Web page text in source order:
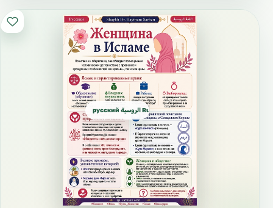
16/00 اطفال روسي 🇷🇺 Канал “Играй и
обучайся” Для детей на русском языке Шейх
Хейсам Сархан ـ Давайте обучаться вместе
русский الروسية Russian